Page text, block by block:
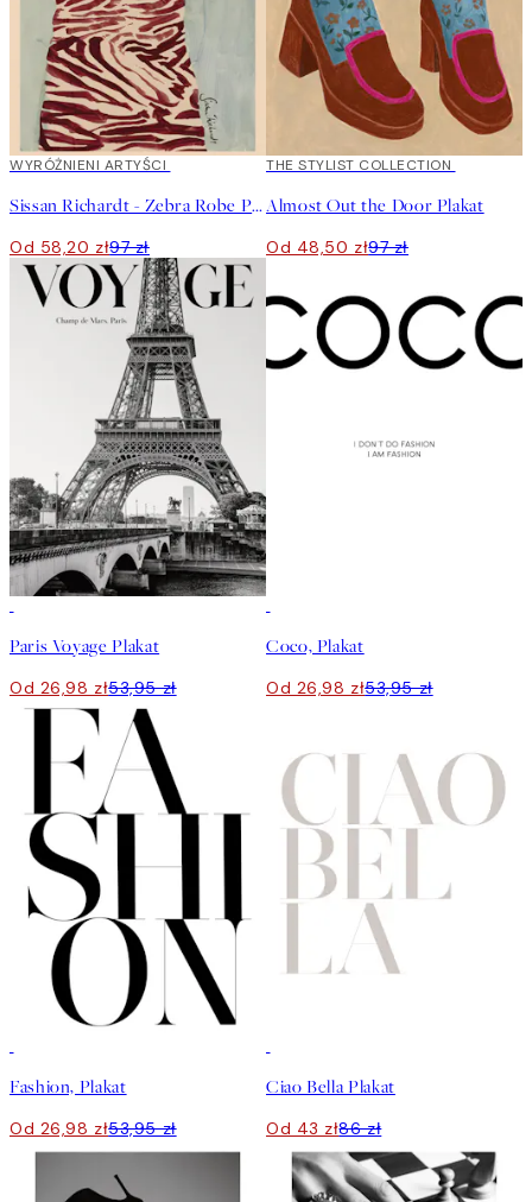
40%*
WYRÓŻNIENI ARTYŚCI
Sissan Richardt - Zebra Robe Plakat
Od 58,20 zł97 zł
50%*
THE STYLIST COLLECTION
Almost Out the Door Plakat
Od 48,50 zł97 zł
Paris Voyage Plakat
Od 26,98 zł53,95 zł
Coco, Plakat
Od 26,98 zł53,95 zł
Fashion, Plakat
Od 26,98 zł53,95 zł
Ciao Bella Plakat
Od 43 zł86 zł